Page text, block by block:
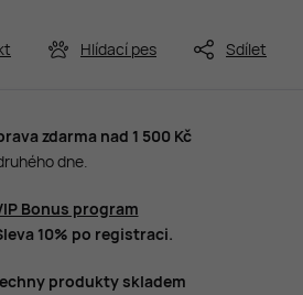
Hlídací pes Sdílet
zdarma nad 1 500 Kč
dne.
Bonus program
10% po registraci.
produkty skladem